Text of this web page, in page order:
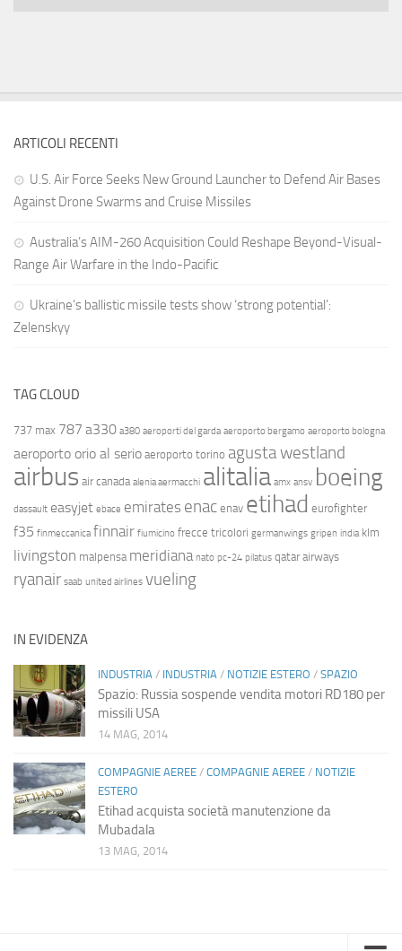
ARTICOLI RECENTI
U.S. Air Force Seeks New Ground Launcher to Defend Air Bases
Against Drone Swarms and Cruise Missiles
Australia’s AIM-260 Acquisition Could Reshape Beyond-Visual-
Range Air Warfare in the Indo-Pacific
Ukraine’s ballistic missile tests show ‘strong potential’:
Zelenskyy
TAG CLOUD
737 max 787 a330 a380 aeroporti del garda aeroporto bergamo aeroporto bologna
aeroporto orio al serio aeroporto torino agusta westland
airbus air canada alenia aermacchi alitalia amx ansv boeing
dassault easyjet ebace emirates enac enav etihad eurofighter
f35 finmeccanica finnair fiumicino frecce tricolori germanwings gripen india klm
livingston malpensa meridiana nato pc-24 pilatus qatar airways
ryanair saab united airlines vueling
IN EVIDENZA
INDUSTRIA / INDUSTRIA / NOTIZIE ESTERO / SPAZIO
Spazio: Russia sospende vendita motori RD180 per
missili USA
14 MAG, 2014
COMPAGNIE AEREE / COMPAGNIE AEREE / NOTIZIE
ESTERO
Etihad acquista società manutenzione da
Mubadala
13 MAG, 2014